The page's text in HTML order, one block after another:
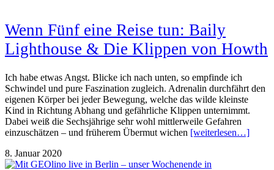
Wenn Fünf eine Reise tun: Baily
Lighthouse & Die Klippen von Howth
Ich habe etwas Angst. Blicke ich nach unten, so empfinde ich
Schwindel und pure Faszination zugleich. Adrenalin durchfährt den
eigenen Körper bei jeder Bewegung, welche das wilde kleinste
Kind in Richtung Abhang und gefährliche Klippen unternimmt.
Dabei weiß die Sechsjährige sehr wohl mittlerweile Gefahren
einzuschätzen – und früherem Übermut wichen [weiterlesen…]
8. Januar 2020